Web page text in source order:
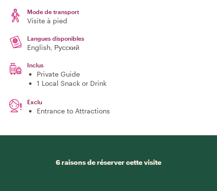
Mode de transport
Visite à pied
Langues disponibles
English, Русский
Inclus
Private Guide
1 Local Snack or Drink
Exclu
Entrance to Attractions
6 raisons de réserver cette visite